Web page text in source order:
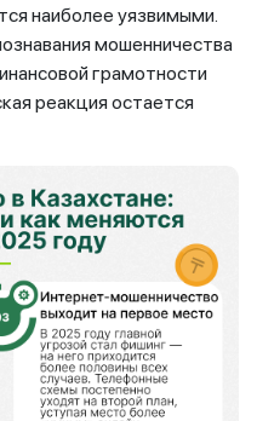
наиболее уязвимыми.
мошенничества
грамотности
реакция остается